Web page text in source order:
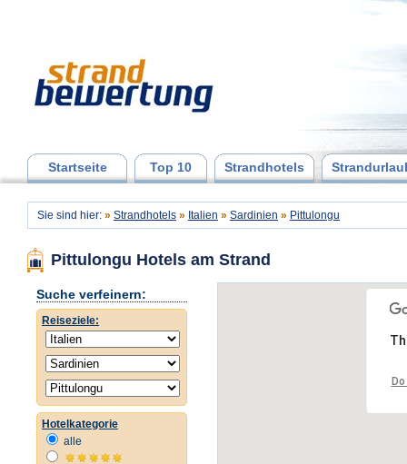
Startseite Top 10 Strandhotels
Sie sind hier: » Strandhotels » Italien » Sardinien » Pittulongu
Pittulongu Hotels am Strand
Suche verfeinern:
Reiseziele:
Hotelkategorie
alle